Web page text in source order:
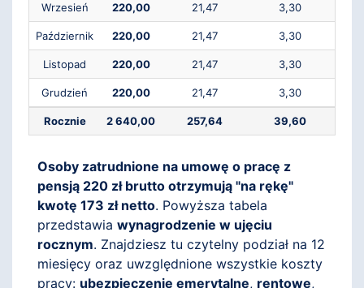
Wrzesień 220,00 21,47 3,30
Październik 220,00 21,47 3,30
Listopad 220,00 21,47 3,30
Grudzień 220,00 21,47 3,30
Rocznie 2 640,00 257,64 39,60
Osoby zatrudnione na umowę o pracę z
pensją 220 zł brutto otrzymują "na rękę"
kwotę 173 zł netto. Powyższa tabela
przedstawia wynagrodzenie w ujęciu
rocznym. Znajdziesz tu czytelny podział na 12
miesięcy oraz uwzględnione wszystkie koszty
pracy: ubezpieczenie emerytalne, rentowe,